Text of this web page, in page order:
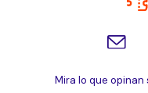
Mira lo que